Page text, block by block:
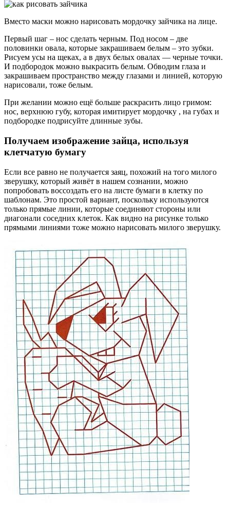
Вместо маски можно нарисовать мордочку зайчика на лице.
Первый шаг – нос сделать черным. Под носом – две
половинки овала, которые закрашиваем белым – это зубки.
Рисуем усы на щеках, а в двух белых овалах — черные точки.
И подбородок можно выкрасить белым. Обводим глаза и
закрашиваем пространство между глазами и линией, которую
нарисовали, тоже белым.
При желании можно ещё больше раскрасить лицо гримом:
нос, верхнюю губу, которая имитирует мордочку , на губах и
подбородке подрисуйте длинные зубы.
Получаем изображение зайца, используя
клетчатую бумагу
Если все равно не получается заяц, похожий на того милого
зверушку, который живёт в нашем сознании, можно
попробовать воссоздать его на листе бумаги в клетку по
шаблонам. Это простой вариант, поскольку используются
только прямые линии, которые соединяют стороны или
диагонали соседних клеток. Как видно на рисунке только
прямыми линиями тоже можно нарисовать милого зверушку.